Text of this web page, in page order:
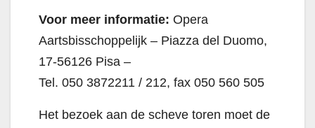
Voor meer informatie: Opera
Aartsbisschoppelijk – Piazza del Duomo,
17-56126 Pisa –
Tel. 050 3872211 / 212, fax 050 560 505
Het bezoek aan de scheve toren moet de